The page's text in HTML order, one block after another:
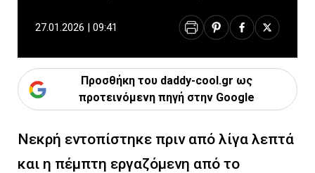
27.01.2026 | 09:41
Προσθήκη του daddy-cool.gr ως
προτεινόμενη πηγή στην Google
Νεκρή εντοπίστηκε πριν από λίγα λεπτά
και η πέμπτη εργαζόμενη από το